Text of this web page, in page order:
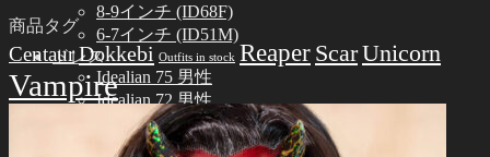
8-9インチ (ID68F)
6-7インチ (ID51M)
ドレス
Idealian 75 男性
Idealian 72 男性
Idealian 68 女性
Idealian 51 男性
商品タグ
CentaurDokkebi Outfits in stock Reaper ScarUnicorn
Vampire